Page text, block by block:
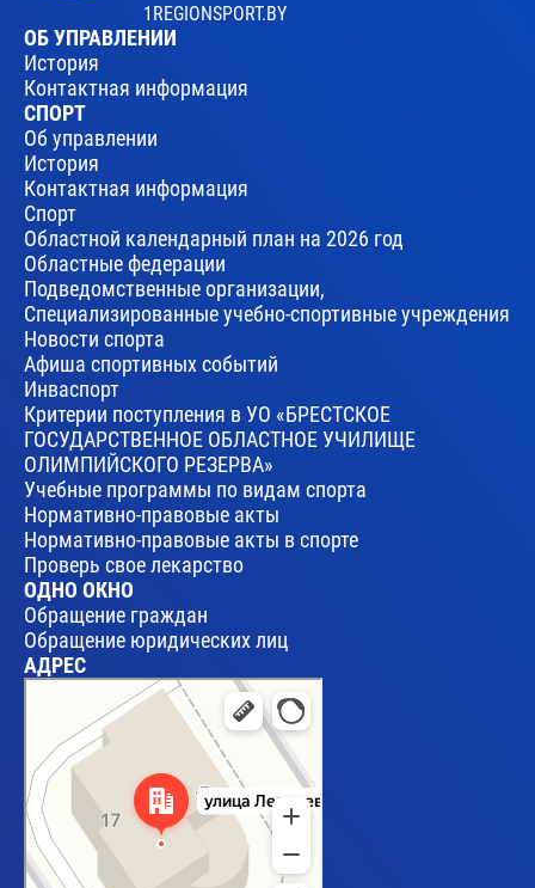
1REGIONSPORT.BY
ОБ УПРАВЛЕНИИ
История
Контактная информация
СПОРТ
Об управлении
История
Контактная информация
Спорт
Областной календарный план на 2026 год
Областные федерации
Подведомственные организации,
Специализированные учебно-спортивные учреждения
Новости спорта
Афиша спортивных событий
Инваспорт
Критерии поступления в УО «БРЕСТСКОЕ
ГОСУДАРСТВЕННОЕ ОБЛАСТНОЕ УЧИЛИЩЕ
ОЛИМПИЙСКОГО РЕЗЕРВА»
Учебные программы по видам спорта
Нормативно-правовые акты
Нормативно-правовые акты в спорте
Проверь свое лекарство
ОДНО ОКНО
Обращение граждан
Обращение юридических лиц
АДРЕС
Брест
Улица Леваневского, 17 — Яндекс Карты